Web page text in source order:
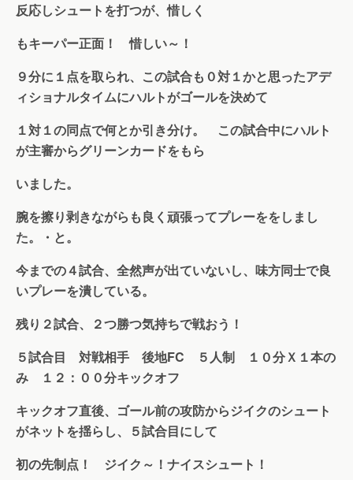
反応しシュートを打つが、惜しく
もキーパー正面！ 惜しい～！
９分に１点を取られ、この試合も０対１かと思ったアデ
ィショナルタイムにハルトがゴールを決めて
１対１の同点で何とか引き分け。 この試合中にハルト
が主審からグリーンカードをもら
いました。
腕を擦り剥きながらも良く頑張ってプレーををしまし
た。・と。
今までの４試合、全然声が出ていないし、味方同士で良
いプレーを潰している。
残り２試合、２つ勝つ気持ちで戦おう！
５試合目 対戦相手 後地FC ５人制 １０分Ｘ１本の
み １２：００分キックオフ
キックオフ直後、ゴール前の攻防からジイクのシュート
がネットを揺らし、５試合目にして
初の先制点！ ジイク～！ナイスシュート！